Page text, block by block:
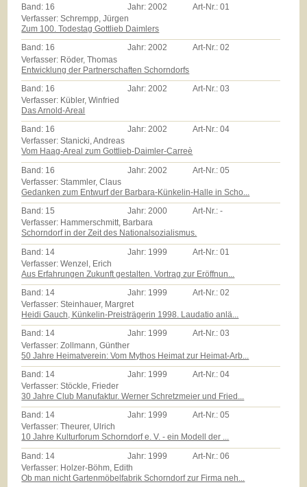
Band: 16 Jahr:2002 Art-Nr.:01
Verfasser: Schrempp, Jürgen
Zum 100. Todestag Gottlieb Daimlers
Band: 16 Jahr:2002 Art-Nr.:02
Verfasser: Röder, Thomas
Entwicklung der Partnerschaften Schorndorfs
Band: 16 Jahr: 2002 Art-Nr.:03
Verfasser: Kübler, Winfried
Das Arnold-Areal
Band: 16 Jahr:2002 Art-Nr.:04
Verfasser: Stanicki, Andreas
Vom Haag-Areal zum Gottlieb-Daimler-Carreè
Band: 16 Jahr: 2002 Art-Nr.:05
Verfasser: Stammler, Claus
Gedanken zum Entwurf der Barbara-Künkelin-Halle in Scho...
Band: 15 Jahr:2000 Art-Nr.:-
Verfasser: Hammerschmitt, Barbara
Schorndorf in der Zeit des Nationalsozialismus.
Band: 14 Jahr: 1999 Art-Nr.:01
Verfasser: Wenzel, Erich
Aus Erfahrungen Zukunft gestalten. Vortrag zur Eröffnun...
Band: 14 Jahr: 1999 Art-Nr.:02
Verfasser: Steinhauer, Margret
Heidi Gauch, Künkelin-Preisträgerin 1998. Laudatio anlä...
Band: 14 Jahr: 1999 Art-Nr.:03
Verfasser: Zollmann, Günther
50 Jahre Heimatverein: Vom Mythos Heimat zur Heimat-Arb...
Band: 14 Jahr: 1999 Art-Nr.:04
Verfasser: Stöckle, Frieder
30 Jahre Club Manufaktur. Werner Schretzmeier und Fried...
Band: 14 Jahr: 1999 Art-Nr.:05
Verfasser: Theurer, Ulrich
10 Jahre Kulturforum Schorndorf e. V. - ein Modell der ...
Band: 14 Jahr: 1999 Art-Nr.:06
Verfasser: Holzer-Böhm, Edith
Ob man nicht Gartenmöbelfabrik Schorndorf zur Firma neh...